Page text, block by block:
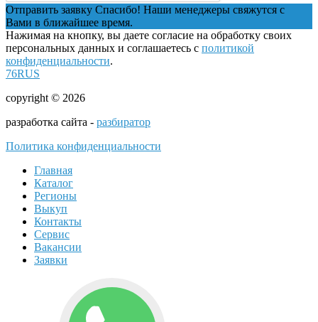
Отправить заявку Спасибо! Наши менеджеры свяжутся с
Вами в ближайшее время.
Нажимая на кнопку, вы даете согласие на обработку своих
персональных данных и соглашаетесь с политикой
конфиденциальности.
76RUS
copyright © 2026
разработка сайта - разбиратор
Политика конфиденциальности
Главная
Каталог
Регионы
Выкуп
Контакты
Сервис
Вакансии
Заявки